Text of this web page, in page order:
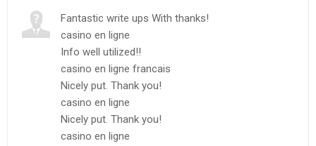
Fantastic write ups With thanks!
casino en ligne
Info well utilized!!
casino en ligne francais
Nicely put. Thank you!
casino en ligne
Nicely put. Thank you!
casino en ligne